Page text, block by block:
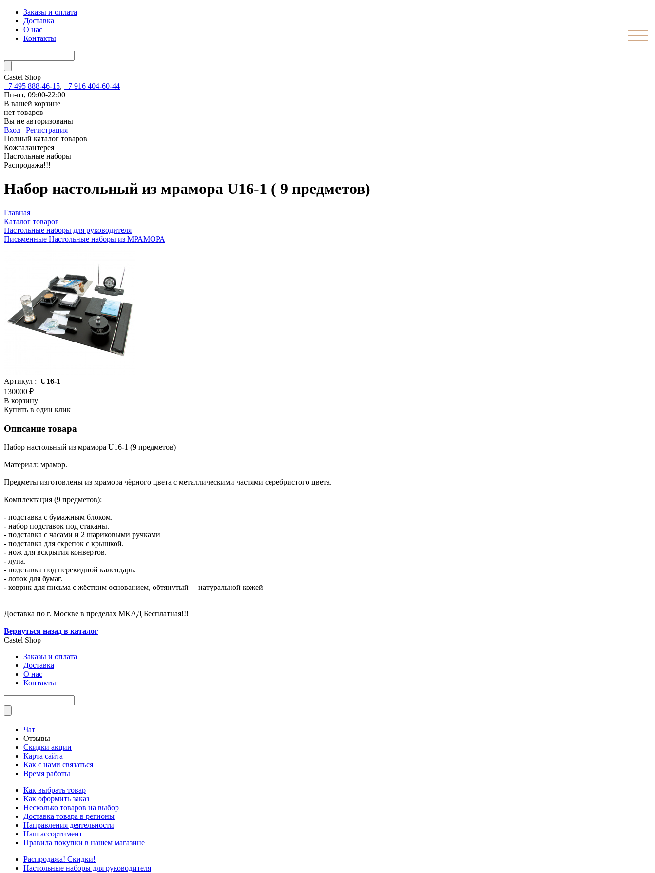
Заказы и оплата
Доставка
О нас
Контакты
Castel Shop
+7 495 888-46-15, +7 916 404-60-44
Пн-пт, 09:00-22:00
В вашей корзине
нет товаров
Вы не авторизованы
Вход | Регистрация
Полный каталог товаров
Кожгалантерея
Настольные наборы
Распродажа!!!
Набор настольный из мрамора U16-1 ( 9 предметов)
Главная
Каталог товаров
Настольные наборы для руководителя
Письменные Настольные наборы из МРАМОРА
Артикул : U16-1
130000 ₽
В корзину
Купить в один клик
Описание товара
Набор настольный из мрамора U16-1 (9 предметов)
Материал: мрамор.
Предметы изготовлены из мрамора чёрного цвета с металлическими частями серебристого цвета.
Комплектация (9 предметов):
- подставка с бумажным блоком.
- набор подставок под стаканы.
- подставка с часами и 2 шариковыми ручками
- подставка для скрепок с крышкой.
- нож для вскрытия конвертов.
- лупа.
- подставка под перекидной календарь.
- лоток для бумаг.
- коврик для письма с жёстким основанием, обтянутый натуральной кожей
Доставка по г. Москве в пределах МКАД Бесплатная!!!
Вернуться назад в каталог
Castel Shop
Заказы и оплата
Доставка
О нас
Контакты
Чат
Отзывы
Скидки акции
Карта сайта
Как с нами связаться
Время работы
Как выбрать товар
Как оформить заказ
Несколько товаров на выбор
Доставка товара в регионы
Направления деятельности
Наш ассортимент
Правила покупки в нашем магазине
Распродажа! Скидки!
Настольные наборы для руководителя